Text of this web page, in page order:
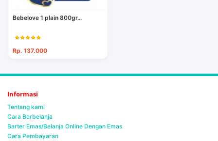
Bebelove 1 plain 800gr...
Rp. 137.000
Informasi
Tentang kami
Cara Berbelanja
Barter Emas/Belanja Online Dengan Emas
Cara Pembayaran